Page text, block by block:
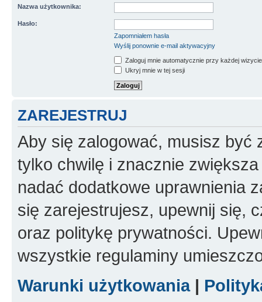
Nazwa użytkownika:
Hasło:
Zapomniałem hasła
Wyślij ponownie e-mail aktywacyjny
Zaloguj mnie automatycznie przy każdej wizycie
Ukryj mnie w tej sesji
ZAREJESTRUJ
Aby się zalogować, musisz być
tylko chwilę i znacznie
nadać dodatkowe uprawnienia
się zarejestrujesz, upewnij się,
oraz politykę prywatności.
wszystkie regulaminy
Warunki użytkowania|